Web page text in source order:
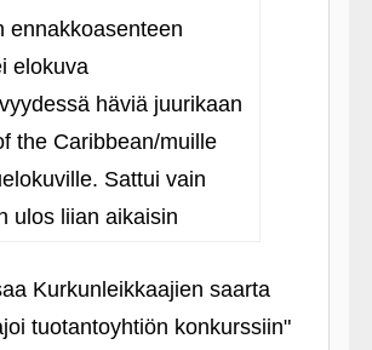
ennakkoasenteen
elokuva
häviä juurikaan
the Caribbean/muille
Sattui vain
ulos liian aikaisin
Kurkunleikkaajien saarta
tuotantoyhtiön konkurssiin"